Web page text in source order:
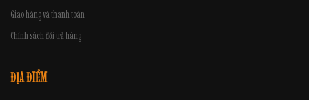
Giao hàng và thanh toán
Chính sách đổi trả hàng
ĐỊA ĐIỂM